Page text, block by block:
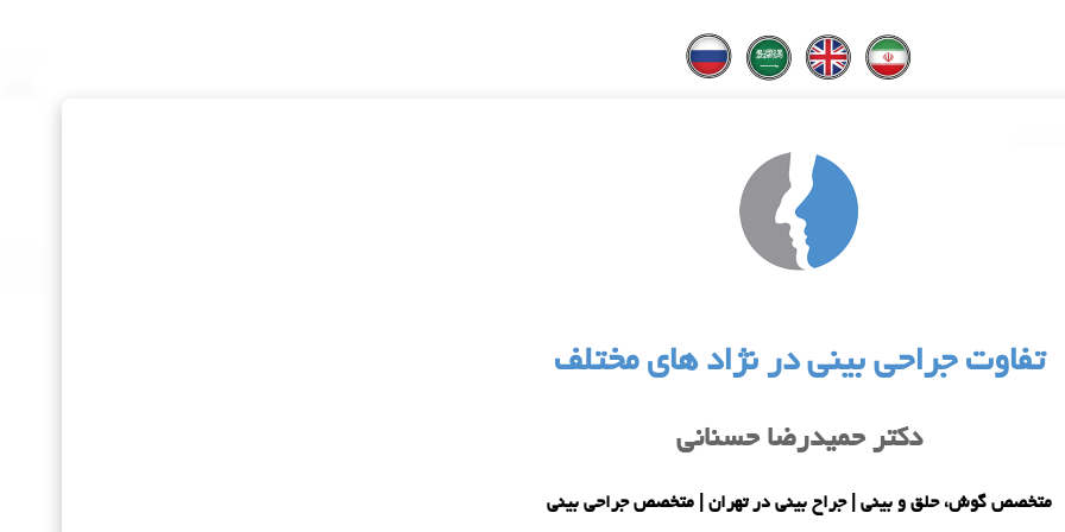
تفاوت جراحی بینی در نژاد هاى مختلف
دکتر حمیدرضا حسنانی
متخصص گوش، حلق و بینی | جراح بینی در تهران | متخصص جراحی بینی